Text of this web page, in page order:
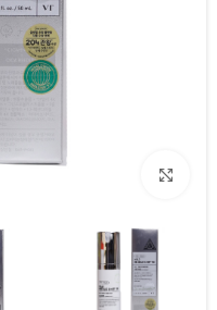
برای بزرگنمایی کلیک